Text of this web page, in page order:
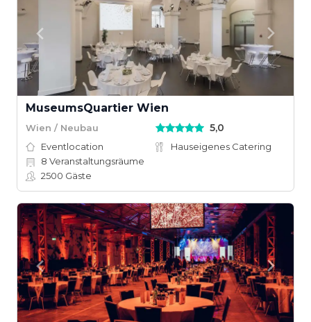
MuseumsQuartier Wien
Wien / Neubau 5,0
Eventlocation
Hauseigenes Catering
8 Veranstaltungsräume
2500 Gäste